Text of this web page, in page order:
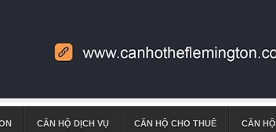
CĂN HỘ DỊCH VỤ CĂN HỘ CHO THUÊ CĂN